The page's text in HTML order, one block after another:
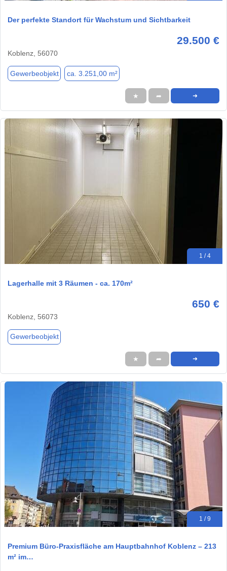
Der perfekte Standort für Wachstum und Sichtbarkeit
29.500 €
Koblenz, 56070
Gewerbeobjekt ca. 3.251,00 m²
★ ➦ ➜
1 / 4
Lagerhalle mit 3 Räumen - ca. 170m²
650 €
Koblenz, 56073
Gewerbeobjekt
★ ➦ ➜
1 / 9
Premium Büro-Praxisfläche am Hauptbahnhof Koblenz – 213
m² im…